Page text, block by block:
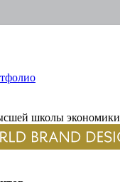
школы экономики